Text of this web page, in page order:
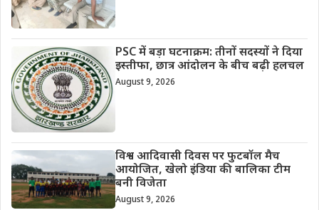
PSC में बड़ा घटनाक्रम: तीनों सदस्यों ने दिया
इस्तीफा, छात्र आंदोलन के बीच बढ़ी हलचल
August 9, 2026
विश्व आदिवासी दिवस पर फुटबॉल मैच
आयोजित, खेलो इंडिया की बालिका टीम
बनी विजेता
August 9, 2026